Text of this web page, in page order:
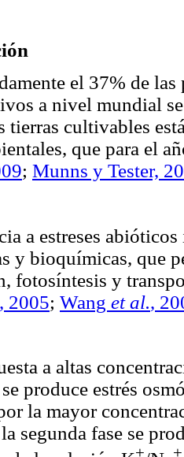
el 37% de
a nivel mundial
tierras cultivables
que para el
; Munns y Tester,
a estreses
y bioquímicas, que
fotosíntesis y
, 2005; Wang et al.,
a altas
produce estrés
la mayor
segunda fase se
+ +